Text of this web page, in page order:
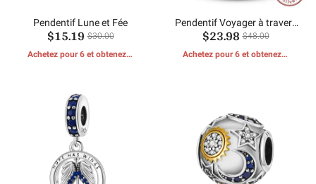
Pendentif Lune et Fée
$15.19 $30.00
Achetez pour 6 et obtenez 1
Pendentif Voyager à travers
le monde
$23.98 $48.00
Achetez pour 6 et obtenez 1